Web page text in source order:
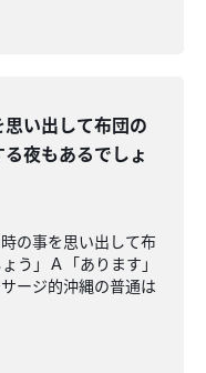
思い出して布団の
夜もあるでしょ
の事を思い出して布
う」Ａ「あります」
ージ的沖縄の普通は